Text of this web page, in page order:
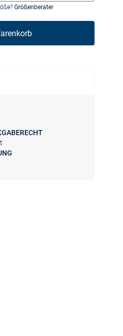
Größenberater